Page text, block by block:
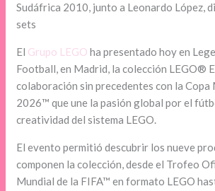
Sudáfrica 2010, junto a Leonardo López,
sets
El Grupo LEGO ha presentado hoy en
Football, en Madrid, la colección LEGO®
colaboración sin precedentes con la Copa
2026™ que une la pasión global por el
creatividad del sistema LEGO.
El evento permitió descubrir los nueve
componen la colección, desde el Trofeo
Mundial de la FIFA™ en formato LEGO